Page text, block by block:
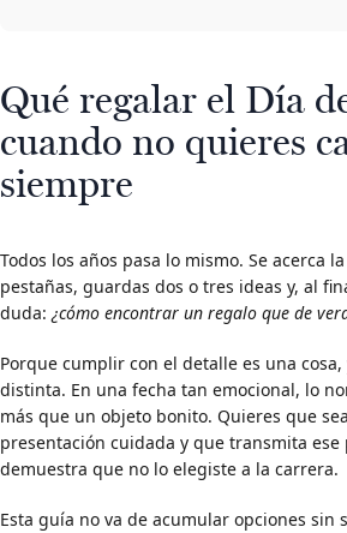
Qué regalar el Día
cuando no quieres
siempre
Todos los años pasa lo mismo. Se acerca
pestañas, guardas dos o tres ideas y, al
duda: ¿cómo encontrar un regalo que de
Porque cumplir con el detalle es una
distinta. En una fecha tan emocional, lo
más que un objeto bonito. Quieres que
presentación cuidada y que transmita
demuestra que no lo elegiste a la carrera.
Esta guía no va de acumular opciones sin